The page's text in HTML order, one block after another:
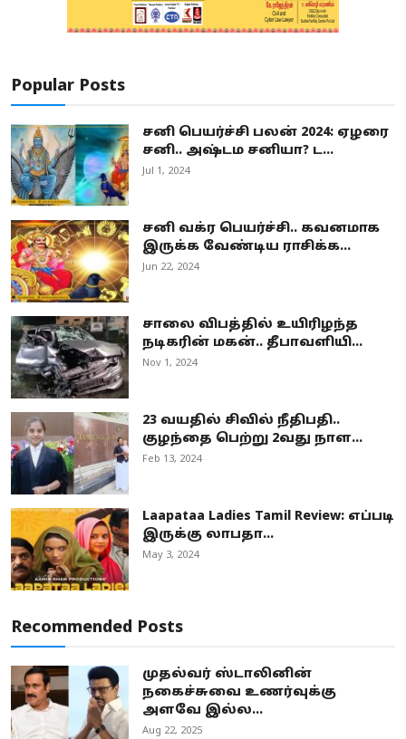
Popular Posts
சனி பெயர்ச்சி பலன் 2024: ஏழரை
சனி.. அஷ்டம சனியா? ட...
Jul 1, 2024
சனி வக்ர பெயர்ச்சி.. கவனமாக
இருக்க வேண்டிய ராசிக்க...
Jun 22, 2024
சாலை விபத்தில் உயிரிழந்த
நடிகரின் மகன்.. தீபாவளியி...
Nov 1, 2024
23 வயதில் சிவில் நீதிபதி..
குழந்தை பெற்று 2வது நாள...
Feb 13, 2024
Laapataa Ladies Tamil Review: எப்படி
இருக்கு லாபதா...
May 3, 2024
Recommended Posts
முதல்வர் ஸ்டாலினின்
நகைச்சுவை உணர்வுக்கு
அளவே இல்ல...
Aug 22, 2025